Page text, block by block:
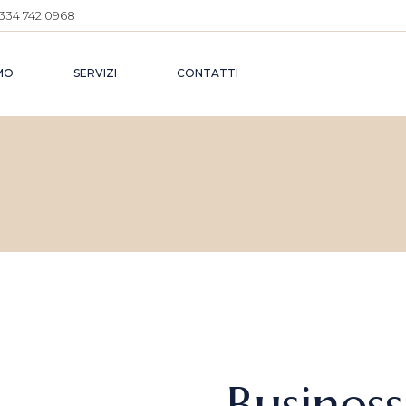
742 0968
SERVIZI CONTATTI